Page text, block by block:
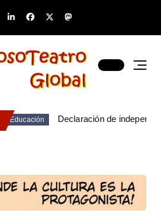
Educación Declaración de